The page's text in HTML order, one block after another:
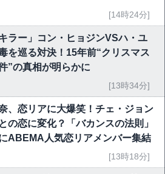
[14時24分]
キラー」コン・ヒョジンVSハ・ユ
を巡る対決！15年前“クリスマス
”の真相が明らかに
[13時34分]
、恋リアに大爆笑！チェ・ジョン
の恋に変化？「バカンスの法則」
ABEMA人気恋リアメンバー集結
[13時18分]